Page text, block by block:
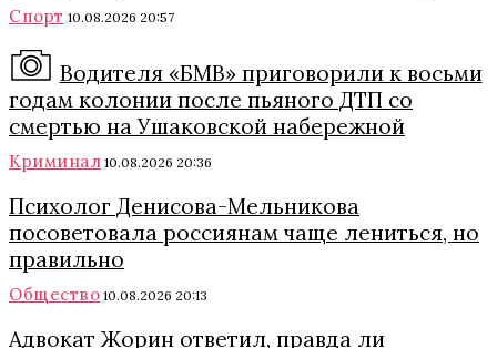
Спорт 10.08.2026 20:57
Водителя «БМВ» приговорили к восьми
годам колонии после пьяного ДТП со
смертью на Ушаковской набережной
Криминал 10.08.2026 20:36
Психолог Денисова-Мельникова
посоветовала россиянам чаще лениться, но
правильно
Общество 10.08.2026 20:13
Адвокат Жорин ответил, правда ли